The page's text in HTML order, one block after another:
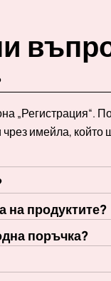
„Регистрация“.
имейла, който
на продуктите?
поръчка?